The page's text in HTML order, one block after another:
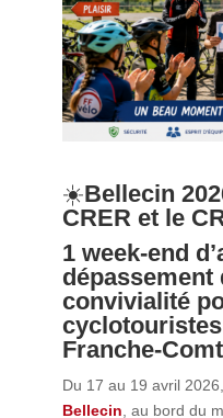
‍☀️Bellecin
CRER et le
1 week-end
dépassement
convivialité
Franche-
Du 17 au 19 avril
Bellecin , au bord du